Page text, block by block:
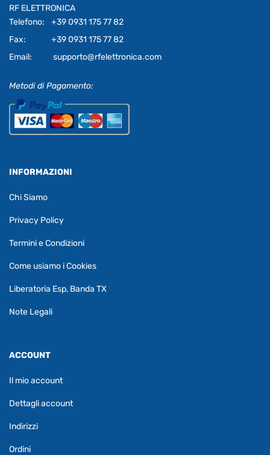
RF ELETTRONICA
Telefono:
+39 0931 175 77 82
Fax:
+39 0931 175 77 82
Email:
supporto@rfelettronica.com
Metodi di Pagamento:
INFORMAZIONI
Chi Siamo
Privacy Policy
Termini e Condizioni
Come usiamo i Cookies
Liberatoria Esp, Banda TX
Note Legali
ACCOUNT
Il mio account
Dettagli account
Indirizzi
Ordini